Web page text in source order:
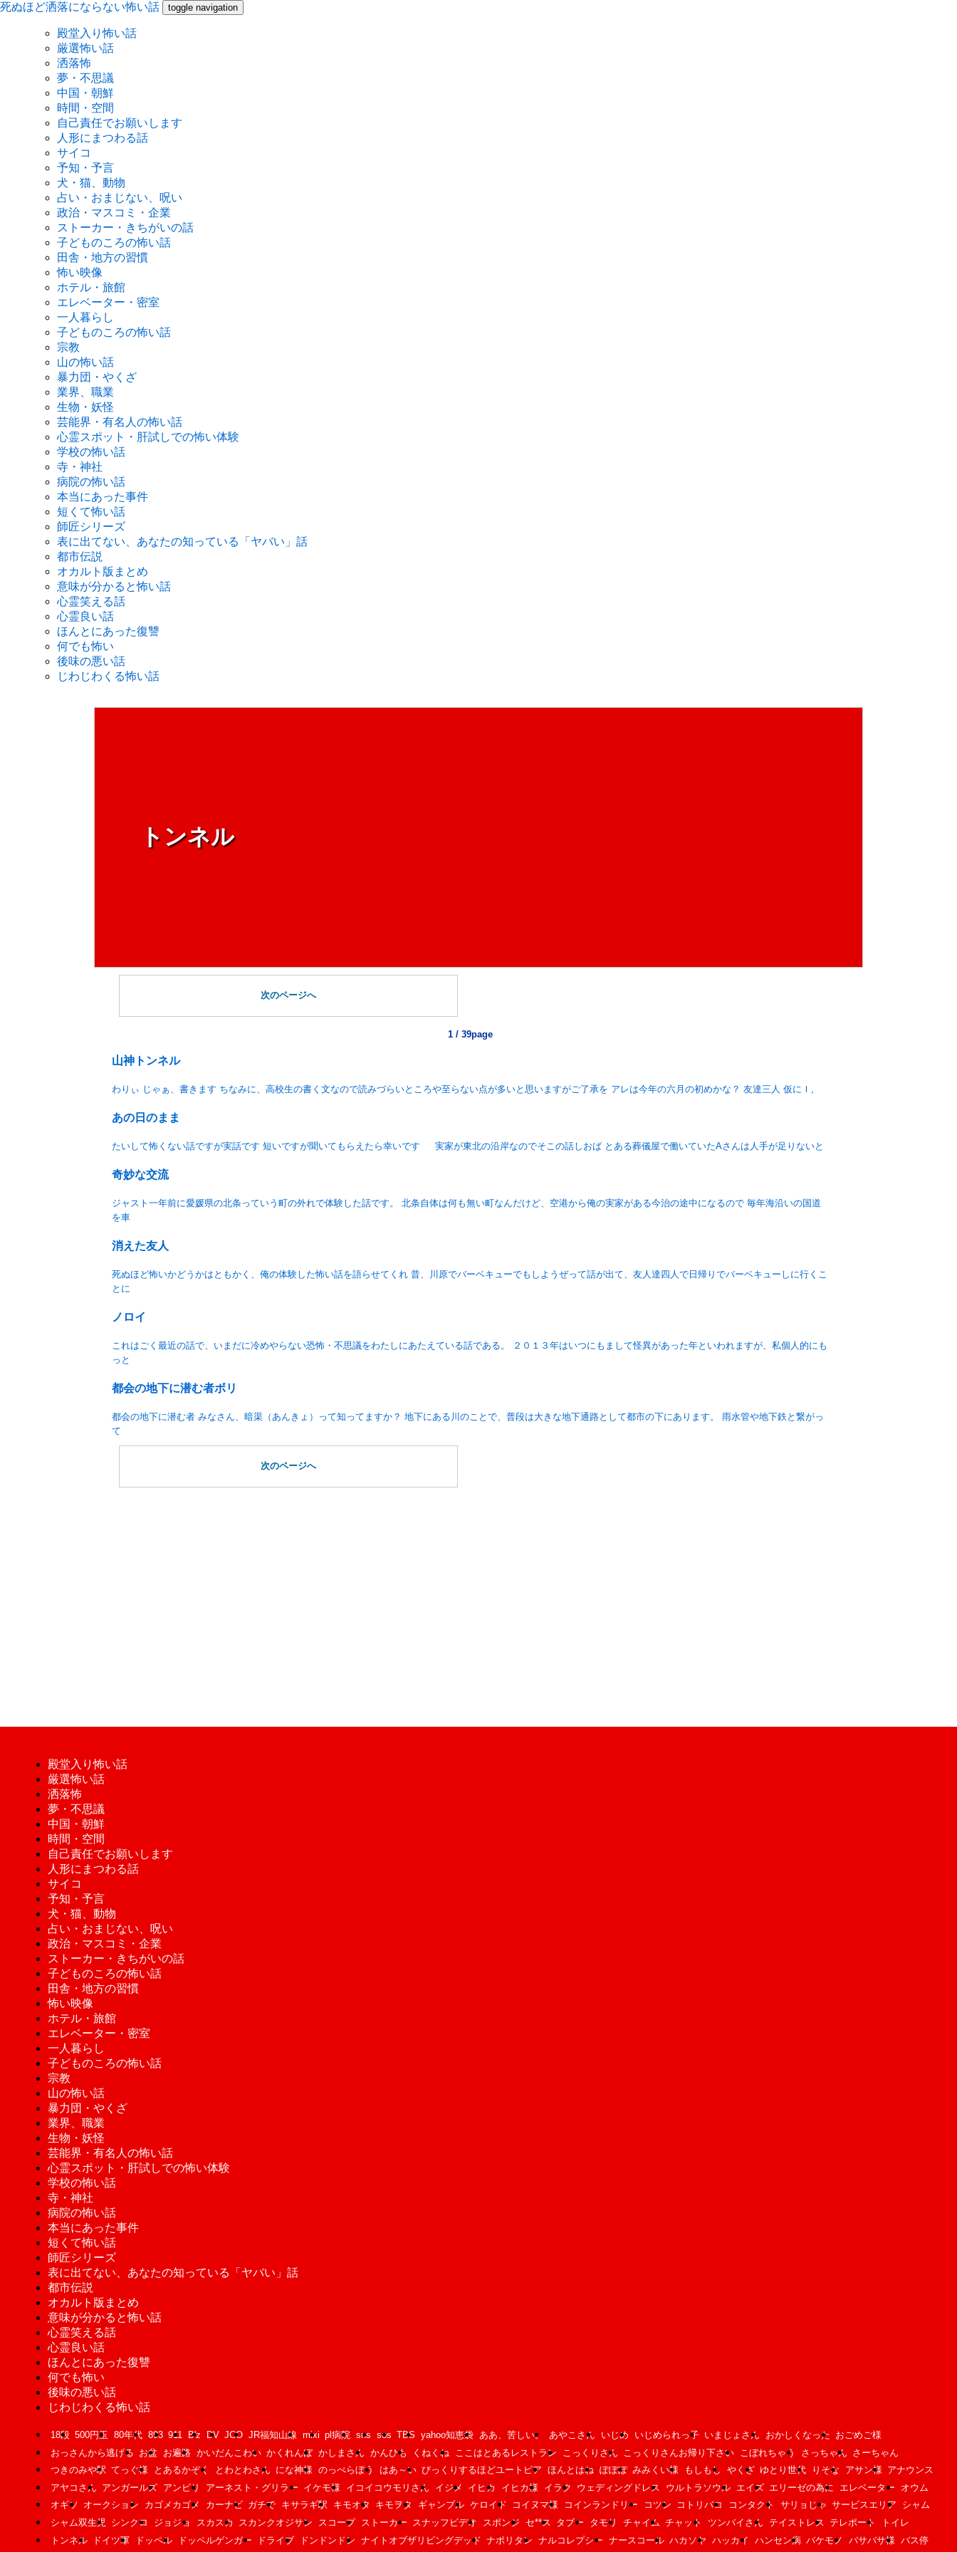
死ぬほど洒落にならない怖い話 toggle navigation
殿堂入り怖い話
厳選怖い話
洒落怖
夢・不思議
中国・朝鮮
時間・空間
自己責任でお願いします
人形にまつわる話
サイコ
予知・予言
犬・猫、動物
占い・おまじない、呪い
政治・マスコミ・企業
ストーカー・きちがいの話
子どものころの怖い話
田舎・地方の習慣
怖い映像
ホテル・旅館
エレベーター・密室
一人暮らし
子どものころの怖い話
宗教
山の怖い話
暴力団・やくざ
業界、職業
生物・妖怪
芸能界・有名人の怖い話
心霊スポット・肝試しでの怖い体験
学校の怖い話
寺・神社
病院の怖い話
本当にあった事件
短くて怖い話
師匠シリーズ
表に出てない、あなたの知っている「ヤバい」話
都市伝説
オカルト版まとめ
意味が分かると怖い話
心霊笑える話
心霊良い話
ほんとにあった復讐
何でも怖い
後味の悪い話
じわじわくる怖い話
トンネル
次のページへ
1 / 39page
山神トンネル
わりぃ じゃぁ、書きます ちなみに、高校生の書く文なので読みづらいところや至らない点が多いと思いますがご了承を アレは今年の六月の初めかな？ 友達三人 仮にＩ,
あの日のまま
たいして怖くない話ですが実話です 短いですが聞いてもらえたら幸いです 実家が東北の沿岸なのでそこの話しおば とある葬儀屋で働いていたAさんは人手が足りないと
奇妙な交流
ジャスト一年前に愛媛県の北条っていう町の外れで体験した話です。 北条自体は何も無い町なんだけど、空港から俺の実家がある今治の途中になるので 毎年海沿いの国道
を車
消えた友人
死ぬほど怖いかどうかはともかく、俺の体験した怖い話を語らせてくれ 昔、川原でバーベキューでもしようぜって話が出て、友人達四人で日帰りでバーベキューしに行くこ
とに
ノロイ
これはごく最近の話で、いまだに冷めやらない恐怖・不思議をわたしにあたえている話である。 ２０１３年はいつにもまして怪異があった年といわれますが、私個人的にも
っと
都会の地下に潜む者ボリ
都会の地下に潜む者 みなさん、暗渠（あんきょ）って知ってますか？ 地下にある川のことで、普段は大きな地下通路として都市の下にあります。 雨水管や地下鉄と繋がっ
て
次のページへ
殿堂入り怖い話
厳選怖い話
洒落怖
夢・不思議
中国・朝鮮
時間・空間
自己責任でお願いします
人形にまつわる話
サイコ
予知・予言
犬・猫、動物
占い・おまじない、呪い
政治・マスコミ・企業
ストーカー・きちがいの話
子どものころの怖い話
田舎・地方の習慣
怖い映像
ホテル・旅館
エレベーター・密室
一人暮らし
子どものころの怖い話
宗教
山の怖い話
暴力団・やくざ
業界、職業
生物・妖怪
芸能界・有名人の怖い話
心霊スポット・肝試しでの怖い体験
学校の怖い話
寺・神社
病院の怖い話
本当にあった事件
短くて怖い話
師匠シリーズ
表に出てない、あなたの知っている「ヤバい」話
都市伝説
オカルト版まとめ
意味が分かると怖い話
心霊笑える話
心霊良い話
ほんとにあった復讐
何でも怖い
後味の悪い話
じわじわくる怖い話
18段 500円玉 80年代 893 911 B'z DV JCO JR福知山線 mixi pl病院 sns sos TBS yahoo知恵袋 ああ、苦しい。 あやこさん いじめ いじめられっ子 いまじょさん おかしくなった おごめご様
おっさんから逃げる お盆 お遍路 かいだんこわい かくれんぼ かしまさん かんひも くねくね ここはとあるレストラン こっくりさん こっくりさんお帰り下さい こぼれちゃう さっちゃん さーちゃん
つきのみや駅 てっぐ様 とあるかぞく とわとわさん にな神様 のっぺらぼう はあ～い びっくりするほどユートピア ほんとはね ぽぽぽ みみくい様 もしもし やくざ ゆとり世代 りそな アサン様 アナウンス
アヤコさん アンガールズ アンビリ アーネスト・グリラー イケモ様 イコイコウモリさん イジメ イヒカ イヒカ様 イラク ウェディングドレス ウルトラソウル エイズ エリーゼの為に エレベーター
オウム
オギソ
オークション カゴメカゴメ カーナビ ガチで キサラギ駅 キモオタ キモヲタ ギャンブル ケロイド コイヌマ様 コインランドリー コツン コトリバコ コンタクト サリョじゃ サービスエリア
シャム
シャム双生児 シンクロ ジョジョ スカスカ スカンクオジサン スコープ ストーカー スナッフビデオ スポンジ セ**ス タブー タモリ チャイム チャット ツンバイさん テイストレス テレポート
トイレ
トンネル
ドイツ軍 ドッペル ドッペルゲンガー ドライブ ドンドンドン ナイトオブザリビングデッド ナポリタン ナルコレプシー ナースコール ハカソヤ ハッカイ ハンセン病 バケモノ バサバサ様 バス停